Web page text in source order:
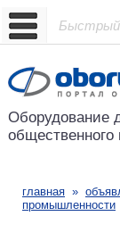
Проект
Оборудование
общественного
главная »
промышленности